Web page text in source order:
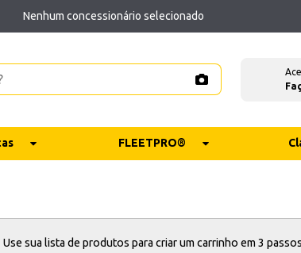
Nenhum concessionário selecionado
FLEETPRO®
Use sua lista de produtos para criar um carrinho em 3